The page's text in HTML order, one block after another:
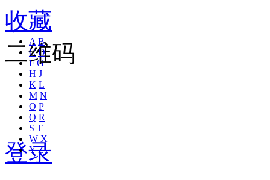
收藏
二维码
登录
A B
C D
F G
H J
K L
M N
O P
Q R
S T
W X
Y Z